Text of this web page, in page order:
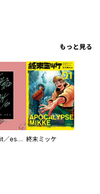
もっと見る
Stella bit／es【単話版】 終末ミッケ